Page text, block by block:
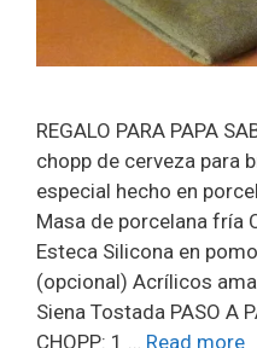
REGALO PARA PAPA
chopp de cerveza para
especial hecho en
Masa de porcelana fría
Esteca Silicona en
(opcional) Acrílicos
Siena Tostada PASO A
CHOPP: 1 … Read more